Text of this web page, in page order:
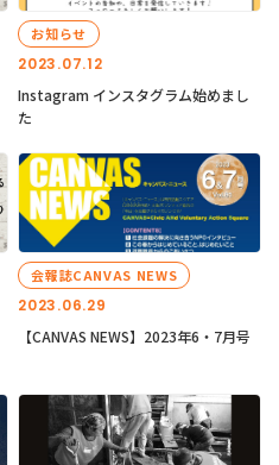
2023.07.12
お知らせ
Instagram インスタグラム始めまし
た
2023.06.29
会報誌CANVAS NEWS
【CANVAS NEWS】2023年6・7月号